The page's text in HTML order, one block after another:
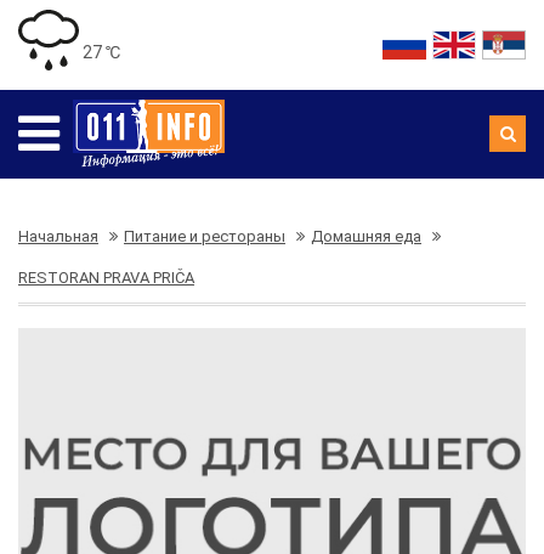
27 ℃
Начальная Питание и рестораны Домашняя еда
RESTORAN PRAVA PRIČA